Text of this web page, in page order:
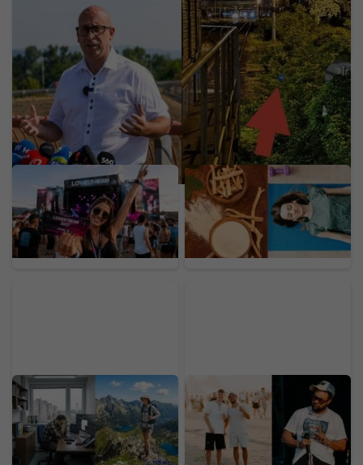
Slovák založil „Zomri“ zo železníc: Rážoviny už
videli 3,7 milióna ľudí. Admin prehovoril o tom, čo
sa skutočne deje na našich tratiach
LOVESTREAM hlási
návrat v roku 2027:
Lístky sú už v predaji.
Vieme, koľko zaplatíš
Ašvaganda sľubuje úľavu
od stresu, no skrýva
riziká. Odborníci varujú
pred poškodením orgánu
a hrozbou pre skupiny
ľudí
Desať tisíce eur si už
nesporíš iba na
dôchodok. Nový fond ti
môže zaplatiť mesiace
bez práce
LOVESTREAM deň tretí:
Zachytil ťa náš objektív?
Tím Startitup odfotil tie
najlepšie momenty
(FOTOGALÉRIA)